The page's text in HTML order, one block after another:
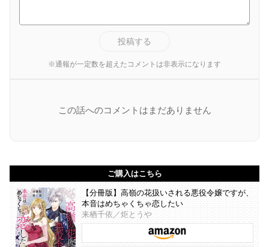
投稿する
※通報が一定数を超えたコメントは非表示になります
この話へのコメントはまだありません
ご購入はこちら
【分冊版】高嶺の花扱いされる悪役令嬢ですが、
本音はめちゃくちゃ恋したい
来栖千依／炬とうや